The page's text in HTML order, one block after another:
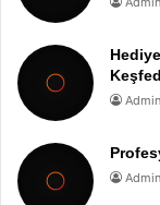
Admin
Admin